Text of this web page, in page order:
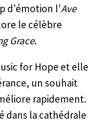
d'émotion l'Ave
le célèbre
Grace.
for Hope et elle
un souhait
rapidement.
dans la cathédrale